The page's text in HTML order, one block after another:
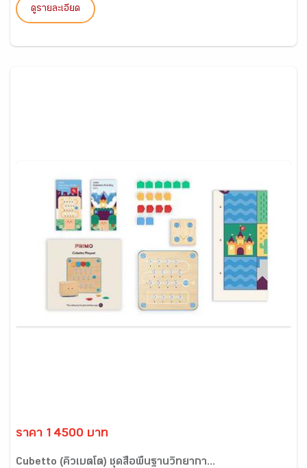
ดูรายละเอียด
ราคา 14500 บาท
Cubetto (คิวเบตโต) ชุดสื่อพื้นฐานวิทยากา...